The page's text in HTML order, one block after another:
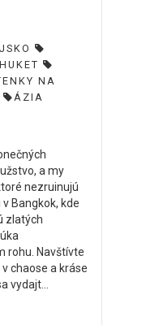
NA
ÁZIA
a my
nezruinujú
Bangkok, kde
zlatých
rohu. Navštívte
chaose a kráse
vydajt...